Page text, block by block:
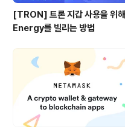
[TRON] 트론 지갑 사용을 위해
Energy를 빌리는 방법